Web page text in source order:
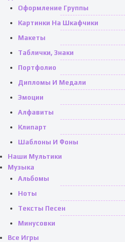
Оформление Группы
Картинки На Шкафчики
Макеты
Таблички, Знаки
Портфолио
Дипломы И Медали
Эмоции
Алфавиты
Клипарт
Шаблоны И Фоны
Наши Мультики
Музыка
Альбомы
Ноты
Тексты Песен
Минусовки
Все Игры